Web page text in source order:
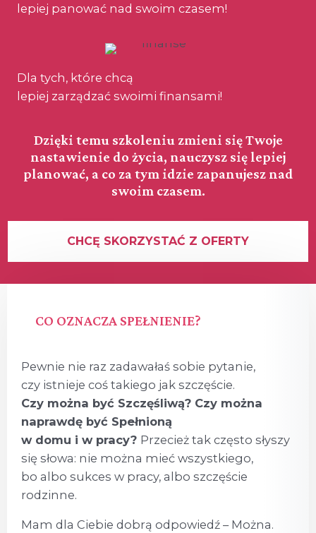
lepiej panować nad swoim czasem!
Dla tych, które chcą
lepiej zarządzać swoimi finansami!
Dzięki temu szkoleniu zmieni się Twoje
nastawienie do życia, nauczysz się lepiej
planować, a co za tym idzie zapanujesz nad
swoim czasem.
CHCĘ SKORZYSTAĆ Z OFERTY
CO OZNACZA SPEŁNIENIE?
Pewnie nie raz zadawałaś sobie pytanie,
czy istnieje coś takiego jak szczęście.
Czy można być Szczęśliwą? Czy można
naprawdę być Spełnioną
w domu i w pracy? Przecież tak często słyszy
się słowa: nie można mieć wszystkiego,
bo albo sukces w pracy, albo szczęście
rodzinne.
Mam dla Ciebie dobrą odpowiedź – Można.